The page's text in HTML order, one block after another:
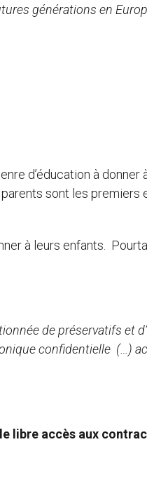
générations en
d’éducation à donner
sont les
à leurs enfants.
de préservatifs et
confidentielle (…)
libre accès aux